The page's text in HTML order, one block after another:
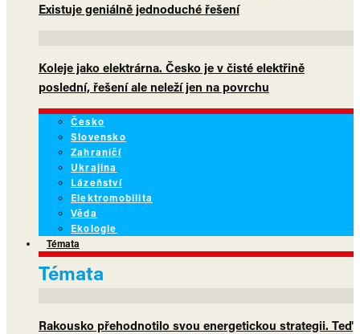
Existuje geniálně jednoduché řešení
Koleje jako elektrárna. Česko je v čisté elektřině
poslední, řešení ale neleží jen na povrchu
Česko
Slovensko
Zahraničí
Ukrajina
Lázeňství
Elektromobilita
Věda
Ekologie
Témata
Témata
Rakousko přehodnotilo svou energetickou strategii. Teď